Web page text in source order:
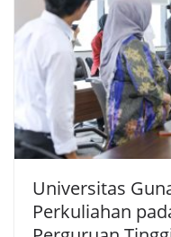
Universitas
Perkuliahan